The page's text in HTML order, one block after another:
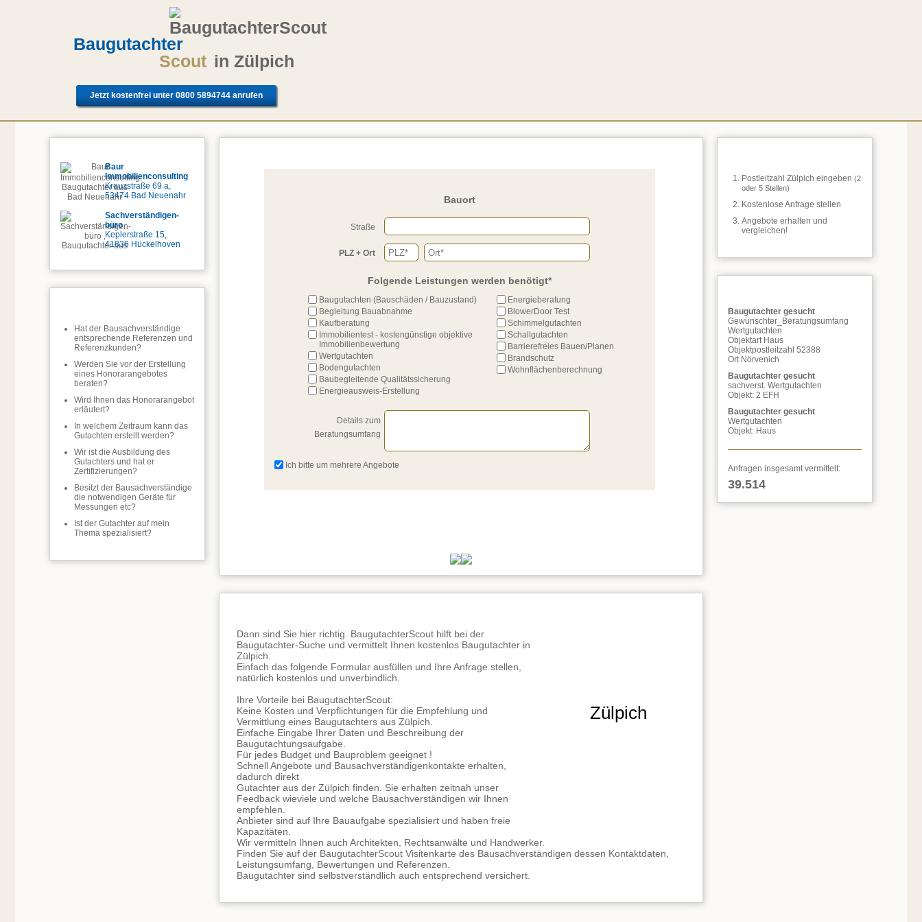
Baugutachter
Scout in Zülpich
Jetzt kostenfrei unter 0800 5894744 anrufen
Bauort
Straße
PLZ + Ort
Folgende Leistungen werden benötigt*
Baugutachten (Bauschäden / Bauzustand)
Begleitung Bauabnahme
Kaufberatung
Immobilientest - kostengünstige objektive
Immobilienbewertung
Wertgutachten
Bodengutachten
Baubegleitende Qualitätssicherung
Energieausweis-Erstellung
Energieberatung
BlowerDoor Test
Schimmelgutachten
Schallgutachten
Barrierefreies Bauen/Planen
Brandschutz
Wohnflächenberechnung
Details zum
Beratungsumfang
Ich bitte um mehrere Angebote
Zülpich
Dann sind Sie hier richtig. BaugutachterScout hilft bei der
Baugutachter-Suche und vermittelt Ihnen kostenlos Baugutachter in
Zülpich.
Einfach das folgende Formular ausfüllen und Ihre Anfrage stellen,
natürlich kostenlos und unverbindlich.
Ihre Vorteile bei BaugutachterScout:
Keine Kosten und Verpflichtungen für die Empfehlung und
Vermittlung eines Baugutachters aus Zülpich.
Einfache Eingabe Ihrer Daten und Beschreibung der
Baugutachtungsaufgabe.
Für jedes Budget und Bauproblem geeignet !
Schnell Angebote und Bausachverständigenkontakte erhalten,
dadurch direkt
Gutachter aus der Zülpich finden. Sie erhalten zeitnah unser
Feedback wieviele und welche Bausachverständigen wir Ihnen
empfehlen.
Anbieter sind auf Ihre Bauaufgabe spezialisiert und haben freie
Kapazitäten.
Wir vermitteln Ihnen auch Architekten, Rechtsanwälte und Handwerker.
Finden Sie auf der BaugutachterScout Visitenkarte des Bausachverständigen dessen Kontaktdaten,
Leistungsumfang, Bewertungen und Referenzen.
Baugutachter sind selbstverständlich auch entsprechend versichert.
Baur
Immobilienconsulting
Kreuzstraße 69 a,
53474 Bad Neuenahr
Sachverständigen-
büro
Keplerstraße 15,
41836 Hückelhoven
Hat der Bausachverständige
entsprechende Referenzen und
Referenzkunden?
Werden Sie vor der Erstellung
eines Honorarangebotes
beraten?
Wird Ihnen das Honorarangebot
erläutert?
In welchem Zeitraum kann das
Gutachten erstellt werden?
Wir ist die Ausbildung des
Gutachters und hat er
Zertifizierungen?
Besitzt der Bausachverständige
die notwendigen Geräte für
Messungen etc?
Ist der Gutachter auf mein
Thema spezialisiert?
Postleitzahl Zülpich eingeben (2
oder 5 Stellen)
Kostenlose Anfrage stellen
Angebote erhalten und
vergleichen!
Baugutachter gesucht
Gewünschter_Beratungsumfang
Wertgutachten
Objektart Haus
Objektpostleitzahl 52388
Ort Nörvenich
Baugutachter gesucht
sachverst. Wertgutachten
Objekt: 2 EFH
Baugutachter gesucht
Wertgutachten
Objekt: Haus
Anfragen insgesamt vermittelt:
39.514